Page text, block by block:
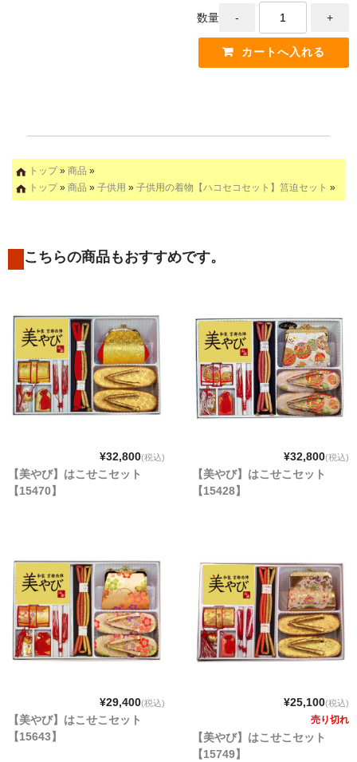
数量
トップ» 商品 »
トップ» 商品 » 子供用 » 子供用の着物【ハコセコセット】筥迫セット »
こちらの商品もおすすめです。
¥32,800(税込)
【美やび】はこせこセット
【15470】
¥32,800(税込)
【美やび】はこせこセット
【15428】
¥29,400(税込)
【美やび】はこせこセット
【15643】
¥25,100(税込)
売り切れ
【美やび】はこせこセット
【15749】